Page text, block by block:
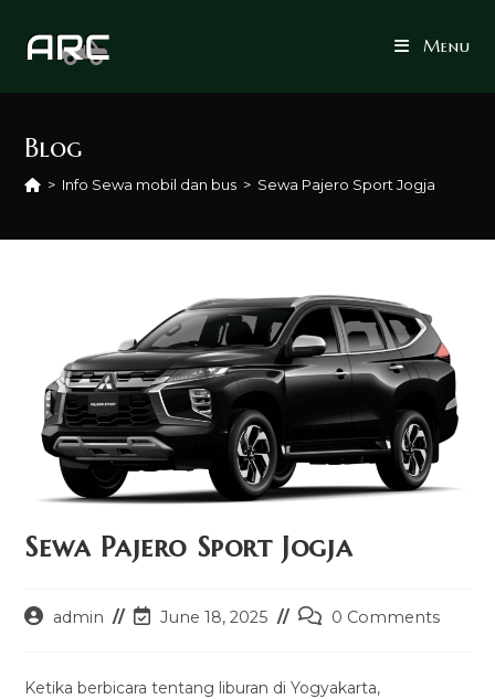
Menu
Blog
> Info Sewa mobil dan bus > Sewa Pajero Sport Jogja
Sewa Pajero Sport Jogja
Postadmin
PostJune 18, 2025
Post0 Comments
Ketika berbicara tentang liburan di Yogyakarta,